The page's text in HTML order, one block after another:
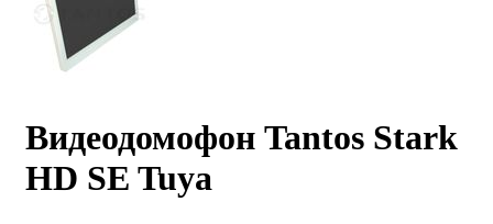
Видеодомофон Tantos Stark
HD SE Tuya